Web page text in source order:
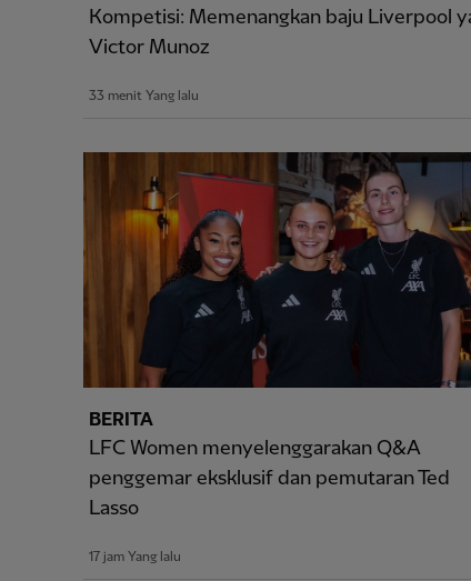
Kompetisi: Memenangkan baju Liverpool
Victor Munoz
33 menit Yang lalu
BERITA
LFC Women menyelenggarakan Q&A
penggemar eksklusif dan pemutaran Ted
Lasso
17 jam Yang lalu